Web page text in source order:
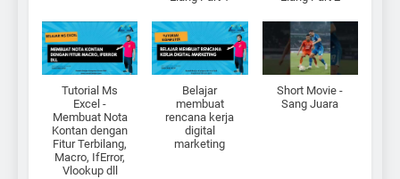
Tutorial Ms
Excel -
Membuat Nota
Kontan dengan
Fitur Terbilang,
Macro, IfError,
Vlookup dll
Belajar
membuat
rencana kerja
digital
marketing
Short Movie -
Sang Juara